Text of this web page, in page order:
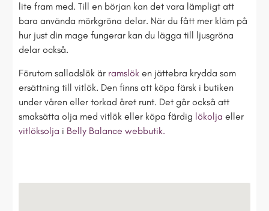
lite fram med. Till en början kan det vara lämpligt att
bara använda mörkgröna delar. När du fått mer kläm på
hur just din mage fungerar kan du lägga till ljusgröna
delar också.
Förutom salladslök är ramslök en jättebra krydda som
ersättning till vitlök. Den finns att köpa färsk i butiken
under våren eller torkad året runt. Det går också att
smaksätta olja med vitlök eller köpa färdig lökolja eller
vitlöksolja i Belly Balance webbutik.